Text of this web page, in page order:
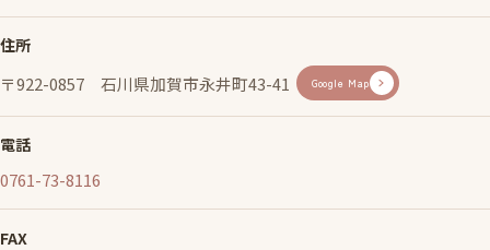
住所
〒922-0857 石川県加賀市永井町43-41 Google Map
電話
0761-73-8116
FAX